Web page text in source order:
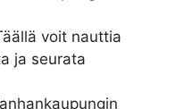
voit nauttia
ja seurata